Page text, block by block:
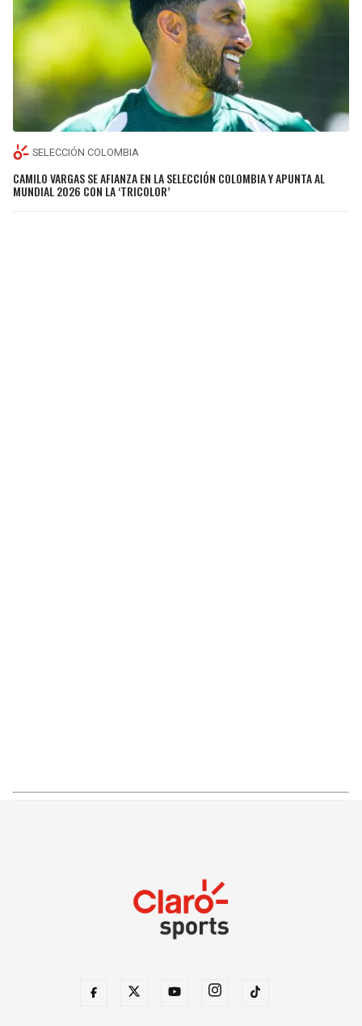
SELECCIÓN COLOMBIA
CAMILO VARGAS SE AFIANZA EN LA SELECCIÓN COLOMBIA Y APUNTA AL
MUNDIAL 2026 CON LA ‘TRICOLOR’